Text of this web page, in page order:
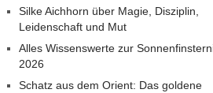
Silke Aichhorn über Magie, Disziplin,
Leidenschaft und Mut
Alles Wissenswerte zur
2026
Schatz aus dem Orient: Das goldene